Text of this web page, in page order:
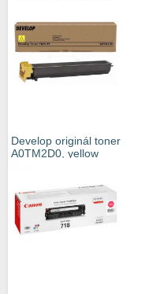
Develop originál toner
A0TM2D0, yellow